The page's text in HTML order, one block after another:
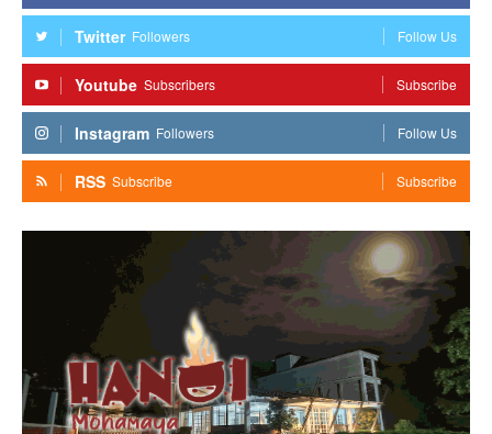
Twitter Followers Follow Us
Youtube Subscribers Subscribe
Instagram Followers Follow Us
RSS Subscribe Subscribe